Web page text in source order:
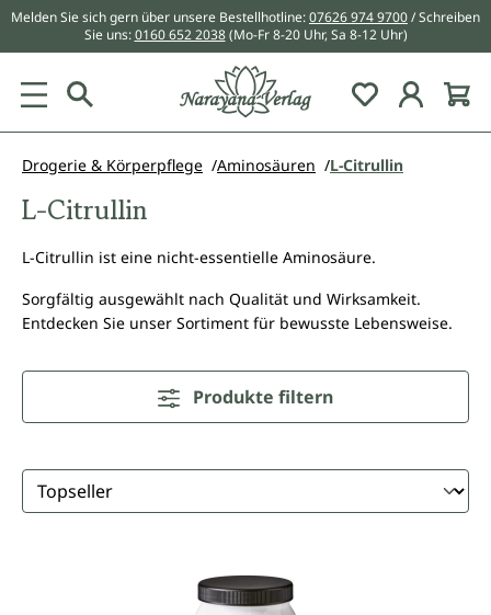
springen
Melden Sie sich gern über unsere Bestellhotline:07626 974 9700/ Schreiben
Sie uns:0160 652 2038 (Mo-Fr 8-20 Uhr, Sa 8-12 Uhr)
Du hast 0
Drogerie & Körperpflege Aminosäuren L-Citrullin
L-Citrullin
L-Citrullin ist eine nicht-essentielle Aminosäure.
Sorgfältig ausgewählt nach Qualität und Wirksamkeit.
Entdecken Sie unser Sortiment für bewusste Lebensweise.
Produkte filtern